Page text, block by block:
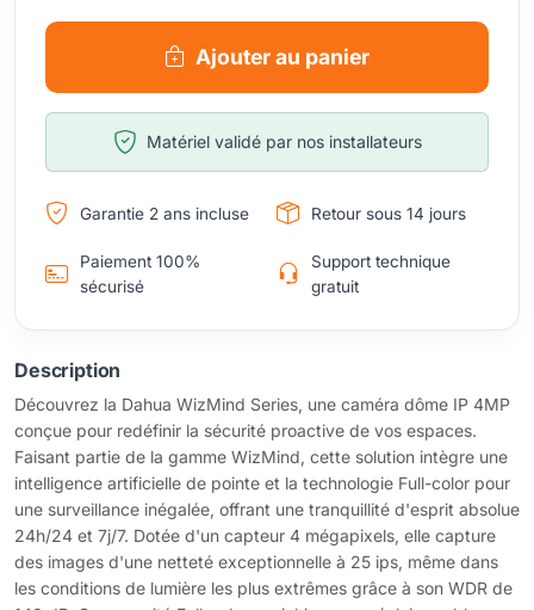
Ajouter au panier
Matériel validé par nos installateurs
Garantie 2 ans incluse Retour sous 14 jours
Paiement 100%
sécurisé
Support technique
gratuit
Description
Découvrez la Dahua WizMind Series, une caméra dôme IP 4MP
conçue pour redéfinir la sécurité proactive de vos espaces.
Faisant partie de la gamme WizMind, cette solution intègre une
intelligence artificielle de pointe et la technologie Full-color pour
une surveillance inégalée, offrant une tranquillité d'esprit absolue
24h/24 et 7j/7. Dotée d'un capteur 4 mégapixels, elle capture
des images d'une netteté exceptionnelle à 25 ips, même dans
les conditions de lumière les plus extrêmes grâce à son WDR de